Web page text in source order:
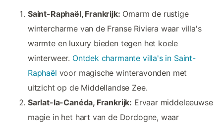
Saint-Raphaël, Frankrijk: Omarm de rustige
wintercharme van de Franse Riviera waar villa's
warmte en luxury bieden tegen het koele
winterweer. Ontdek charmante villa's in Saint-
Raphaël voor magische winteravonden met
uitzicht op de Middellandse Zee.
Sarlat-la-Canéda, Frankrijk: Ervaar middeleeuwse
magie in het hart van de Dordogne, waar